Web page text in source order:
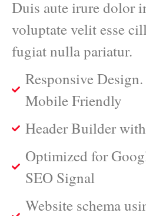
Duis aute irure dolor
voluptate velit esse
fugiat nulla pariatur.
Responsive
Mobile Friendly
Header Builder
Optimized for
SEO Signal
Website schema